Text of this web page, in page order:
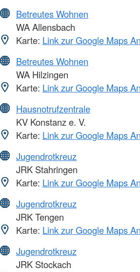
Betreutes Wohnen
WA Allensbach
Karte: Link zur Google Maps
Betreutes Wohnen
WA Hilzingen
Karte: Link zur Google Maps
Hausnotrufzentrale
KV Konstanz e. V.
Karte: Link zur Google Maps
Jugendrotkreuz
JRK Stahringen
Karte: Link zur Google Maps
Jugendrotkreuz
JRK Tengen
Karte: Link zur Google Maps
Jugendrotkreuz
JRK Stockach